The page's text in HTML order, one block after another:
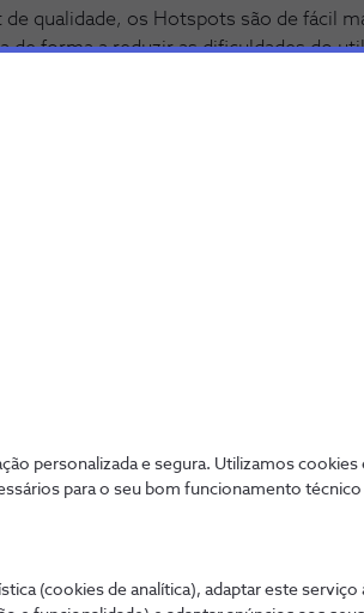
personalizada e segura. Utilizamos cookies
para o seu bom funcionamento
(cookies de analítica), adaptar este serviço
qualidade, os Hotspots são de fácil
de forma a reduzir as dificuldades do
Mais procurados